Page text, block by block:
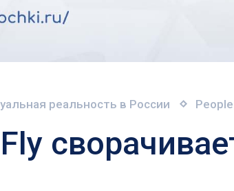
реальность в России